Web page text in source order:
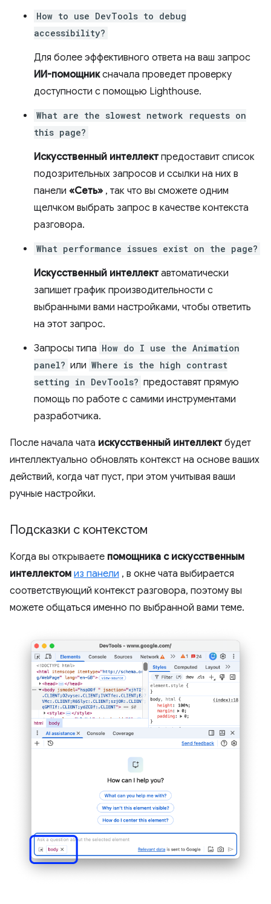
How to use DevTools to debug
accessibility?
Для более эффективного ответа на ваш запрос
ИИ-помощниксначала проведет проверку
доступности с помощью Lighthouse.
What are the slowest network requests on
this page?
Искусственный интеллектпредоставит список
подозрительных запросов и ссылки на них в
панели «Сеть» , так что вы сможете одним
щелчком выбрать запрос в качестве контекста
разговора.
What performance issues exist on the page?
Искусственный интеллектавтоматически
запишет график производительности с
выбранными вами настройками, чтобы ответить
на этот запрос.
Запросы типа How do I use the Animation
panel? или Where is the high contrast
setting in DevTools? предоставят прямую
помощь по работе с самими инструментами
разработчика.
После начала чата искусственный интеллектбудет
интеллектуально обновлять контекст на основе ваших
действий, когда чат пуст, при этом учитывая ваши
ручные настройки.
Подсказки с контекстом
Когда вы открываете помощника с искусственным
интеллектом из панели , в окне чата выбирается
соответствующий контекст разговора, поэтому вы
можете общаться именно по выбранной вами теме.